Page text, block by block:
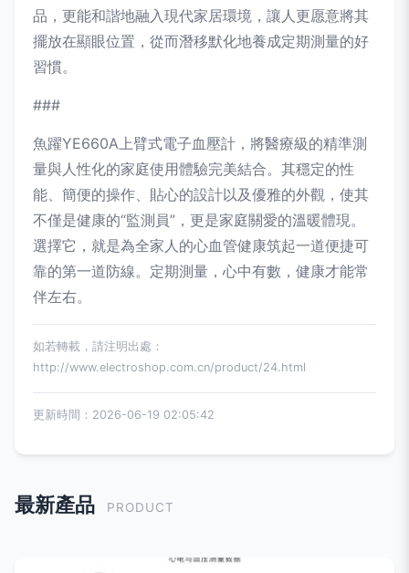
品，更能和諧地融入現代家居環境，讓人更愿意將其
擺放在顯眼位置，從而潛移默化地養成定期測量的好
習慣。
###
魚躍YE660A上臂式電子血壓計，將醫療級的精準測
量與人性化的家庭使用體驗完美結合。其穩定的性
能、簡便的操作、貼心的設計以及優雅的外觀，使其
不僅是健康的“監測員”，更是家庭關愛的溫暖體現。
選擇它，就是為全家人的心血管健康筑起一道便捷可
靠的第一道防線。定期測量，心中有數，健康才能常
伴左右。
如若轉載，請注明出處：
http://www.electroshop.com.cn/product/24.html
更新時間：2026-06-19 02:05:42
最新產品 PRODUCT